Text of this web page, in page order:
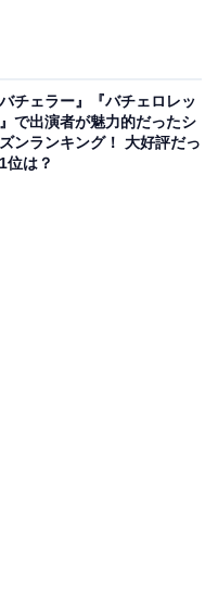
(@ryokoak45)
国人実業家の黄皓さん
シーズン4』（2021年
子さん。現在は、パー
ントとして活躍してい
を射止め、2023年3月
とを報告しました。
バチェラー』『バチェロレッ
で出演者が魅力的だったシ
ンランキング！ 大好評だっ
位は？